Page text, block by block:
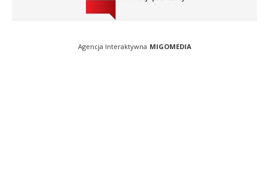
Agencja Interaktywna MIGOMEDIA